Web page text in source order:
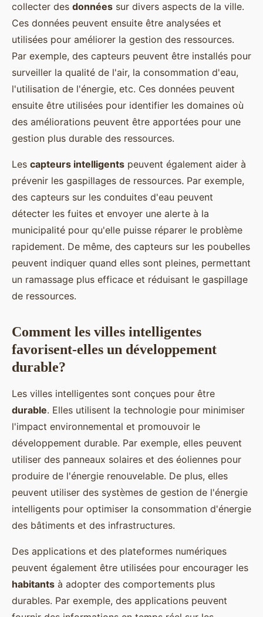
collecter des données sur divers aspects de la ville.
Ces données peuvent ensuite être analysées et
utilisées pour améliorer la gestion des ressources.
Par exemple, des capteurs peuvent être installés pour
surveiller la qualité de l'air, la consommation d'eau,
l'utilisation de l'énergie, etc. Ces données peuvent
ensuite être utilisées pour identifier les domaines où
des améliorations peuvent être apportées pour une
gestion plus durable des ressources.
Les capteurs intelligents peuvent également aider à
prévenir les gaspillages de ressources. Par exemple,
des capteurs sur les conduites d'eau peuvent
détecter les fuites et envoyer une alerte à la
municipalité pour qu'elle puisse réparer le problème
rapidement. De même, des capteurs sur les poubelles
peuvent indiquer quand elles sont pleines, permettant
un ramassage plus efficace et réduisant le gaspillage
de ressources.
Comment les villes intelligentes
favorisent-elles un développement
durable?
Les villes intelligentes sont conçues pour être
durable. Elles utilisent la technologie pour minimiser
l'impact environnemental et promouvoir le
développement durable. Par exemple, elles peuvent
utiliser des panneaux solaires et des éoliennes pour
produire de l'énergie renouvelable. De plus, elles
peuvent utiliser des systèmes de gestion de l'énergie
intelligents pour optimiser la consommation d'énergie
des bâtiments et des infrastructures.
Des applications et des plateformes numériques
peuvent également être utilisées pour encourager les
habitants à adopter des comportements plus
durables. Par exemple, des applications peuvent